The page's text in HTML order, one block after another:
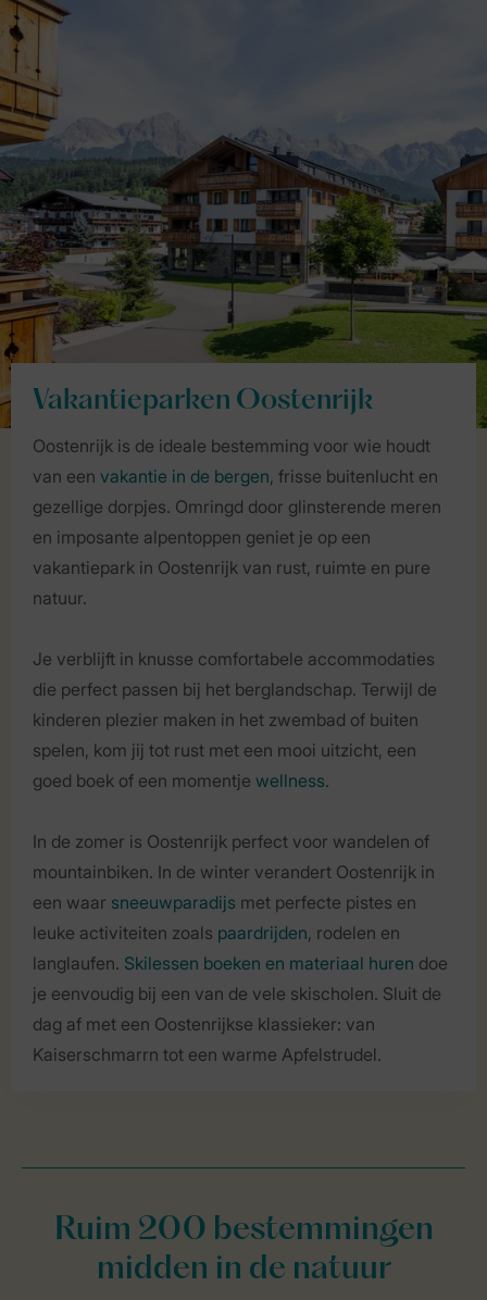
Vakantieparken Oostenrijk
Oostenrijk is de ideale bestemming voor wie houdt
van een vakantie in de bergen, frisse buitenlucht en
gezellige dorpjes. Omringd door glinsterende meren
en imposante alpentoppen geniet je op een
vakantiepark in Oostenrijk van rust, ruimte en pure
natuur.
Je verblijft in knusse comfortabele accommodaties
die perfect passen bij het berglandschap. Terwijl de
kinderen plezier maken in het zwembad of buiten
spelen, kom jij tot rust met een mooi uitzicht, een
goed boek of een momentje wellness.
In de zomer is Oostenrijk perfect voor wandelen of
mountainbiken. In de winter verandert Oostenrijk in
een waar sneeuwparadijs met perfecte pistes en
leuke activiteiten zoals paardrijden, rodelen en
langlaufen. Skilessen boeken en materiaal huren doe
je eenvoudig bij een van de vele skischolen. Sluit de
dag af met een Oostenrijkse klassieker: van
Kaiserschmarrn tot een warme Apfelstrudel.
Ruim 200 bestemmingen
midden in de natuur